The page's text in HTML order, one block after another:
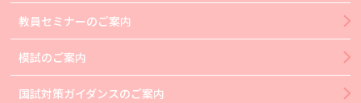
教員セミナーのご案内
模試のご案内
国試対策ガイダンスのご案内